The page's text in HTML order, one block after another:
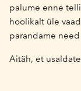
palume enne
hoolikalt üle
parandame
Aitäh, et